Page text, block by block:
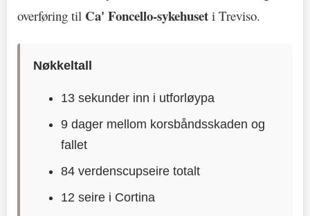
overføring til Ca' Foncello-sykehuset i Treviso.
Nøkkeltall
13 sekunder inn i utforløypa
9 dager mellom korsbåndsskaden og
fallet
84 verdenscupseire totalt
12 seire i Cortina